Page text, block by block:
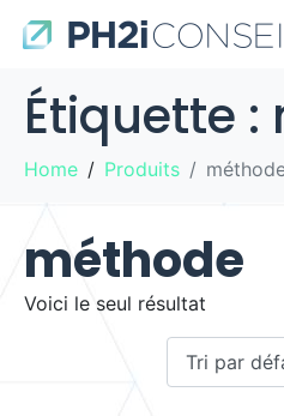
Étiquette :
Home Produits
méthode
Voici le seul résultat